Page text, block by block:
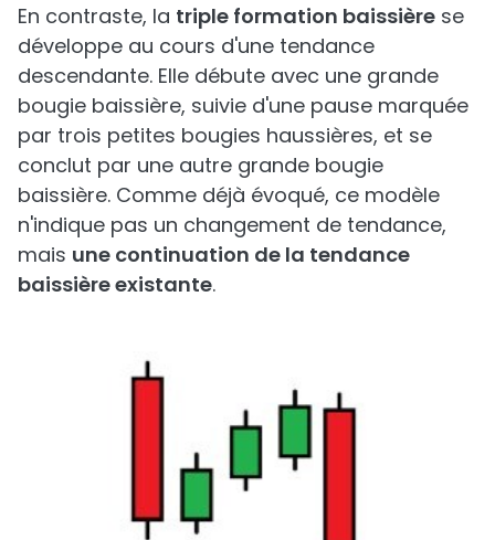
En contraste, la triple formation baissière se
développe au cours d'une tendance
descendante. Elle débute avec une grande
bougie baissière, suivie d'une pause marquée
par trois petites bougies haussières, et se
conclut par une autre grande bougie
baissière. Comme déjà évoqué, ce modèle
n'indique pas un changement de tendance,
mais une continuation de la tendance
baissière existante.